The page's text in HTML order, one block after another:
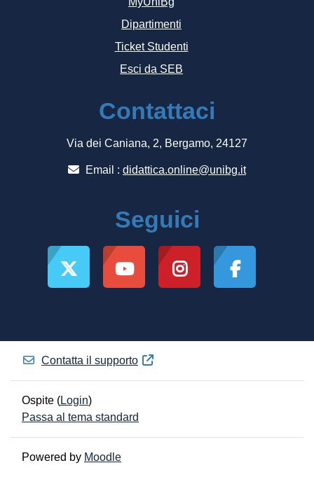
Dipartimenti
Ticket Studenti
Esci da SEB
Contattaci
Via dei Caniana, 2, Bergamo, 24127
Email : didattica.online@unibg.it
Seguici
Contatta il supporto
Ospite (Login)
Passa al tema standard
Powered by Moodle